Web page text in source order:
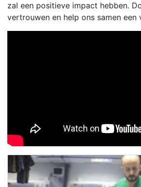
zal een positieve impact hebben.
vertrouwen en help ons samen een